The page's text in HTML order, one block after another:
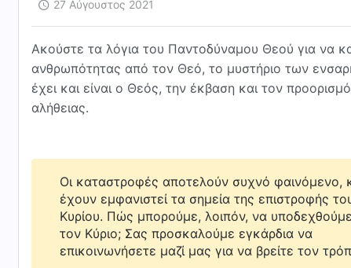
27 Αύγουστος 2021
Ακούστε τα λόγια του Παντοδύναμου Θεού για να
ανθρωπότητας από τον Θεό, το μυστήριο των
έχει και είναι ο Θεός, την έκβαση και τον
αλήθειας.
Οι καταστροφές αποτελούν συχνό φαινόμενο,
έχουν εμφανιστεί τα σημεία της επιστροφής
Κυρίου. Πώς μπορούμε, λοιπόν, να υποδεχθούμε
τον Κύριο; Σας προσκαλούμε εγκάρδια να
επικοινωνήσετε μαζί μας για να βρείτε τον